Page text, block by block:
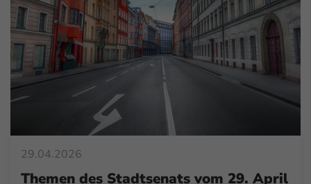
29.04.2026
Themen des Stadtsenats vom 29. April